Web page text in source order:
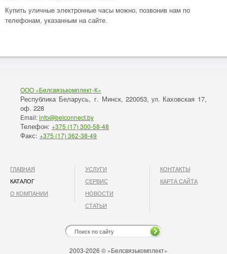
Купить уличные электронные часы можно, позвонив нам по
телефонам, указанным на сайте.
ООО «Белсвязькомплект-К»
Республика Беларусь, г. Минск, 220053, ул. Каховская 17,
оф. 228
Email:info@belconnect.by
Телефон: +375 (17) 300-58-48
Факс: +375 (17) 362-38-49
ГЛАВНАЯ
КАТАЛОГ
О КОМПАНИИ
УСЛУГИ
СЕРВИС
НОВОСТИ
СТАТЬИ
КОНТАКТЫ
КАРТА САЙТА
2003-2026 © «Белсвязькомплект»